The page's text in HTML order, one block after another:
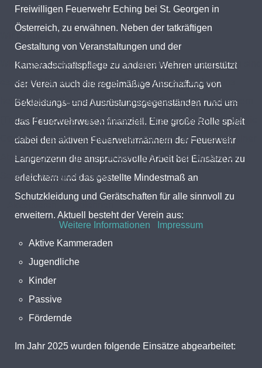
Freiwilligen Feuerwehr Eching bei St. Georgen in
Österreich, zu erwähnen. Neben der tatkräftigen
Gestaltung von Veranstaltungen und der
Kameradschaftspflege zu anderen Wehren unterstützt
der Verein auch die regelmäßige Anschaffung von
Bekleidungs- und Ausrüstungsgegenständen rund um
das Feuerwehrwesen finanziell. Eine große Rolle spielt
dabei den aktiven Feuerwehrmännern der Feuerwehr
Langenzenn die anspruchsvolle Arbeit bei Einsätzen zu
erleichtern und das gestellte Mindestmaß an
Schutzkleidung und Gerätschaften für alle sinnvoll zu
erweitern. Aktuell besteht der Verein aus:
Aktive Kammeraden
Jugendliche
Kinder
Passive
Fördernde
Im Jahr 2025 wurden folgende Einsätze abgearbeitet:
Wir benutzen Cookies
Wir nutzen Cookies auf unserer Website. Einige von ihnen sind
essenziell für den Betrieb der Seite, während andere uns
helfen, diese Website und die Nutzererfahrung zu verbessern
(Tracking Cookies). Sie können selbst entscheiden, ob Sie die
Cookies zulassen möchten. Bitte beachten Sie, dass bei einer
Ablehnung womöglich nicht mehr alle Funktionalitäten der
Seite zur Verfügung stehen.
Weitere Informationen
Impressum